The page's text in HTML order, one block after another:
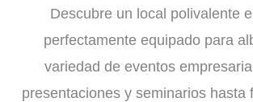
Descubre un local polivalente
perfectamente equipado para
variedad de eventos
presentaciones y seminarios hasta